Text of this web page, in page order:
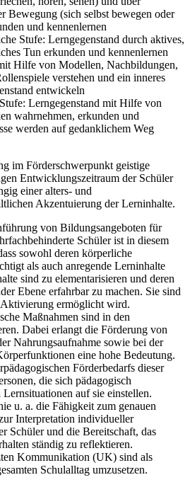
Bewegung (sich selbst bewegen oder
und kennenlernen
Stufe: Lerngegenstand durch aktives,
Tun erkunden und kennenlernen
Hilfe von Modellen, Nachbildungen,
verstehen und ein inneres
entwickeln
Lerngegenstand mit Hilfe von
wahrnehmen, erkunden und
werden auf gedanklichem Weg
im Förderschwerpunkt geistige
Entwicklungszeitraum der Schüler
einer alters- und
Akzentuierung der Lerninhalte.
von Bildungsangeboten für
Schüler ist in diesem
sowohl deren körperliche
als auch anregende Lerninhalte
sind zu elementarisieren und deren
Ebene erfahrbar zu machen. Sie sind
Aktivierung ermöglicht wird.
Maßnahmen sind in den
Dabei erlangt die Förderung von
Nahrungsaufnahme sowie bei der
eine hohe Bedeutung.
Förderbedarfs dieser
die sich pädagogisch
auf sie einstellen.
u. a. die Fähigkeit zum genauen
Interpretation individueller
Schüler und die Bereitschaft, das
ständig zu reflektieren.
Kommunikation (UK) sind als
Schulalltag umzusetzen.